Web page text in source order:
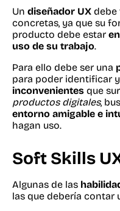
Un diseñador UX debe
concretas, ya que su
producto debe estar
uso de su trabajo.
Para ello debe ser una
para poder identificar y
inconvenientes que
productos digitales,
entorno amigable e
hagan uso.
Soft Skills
Algunas de las
las que debería contar